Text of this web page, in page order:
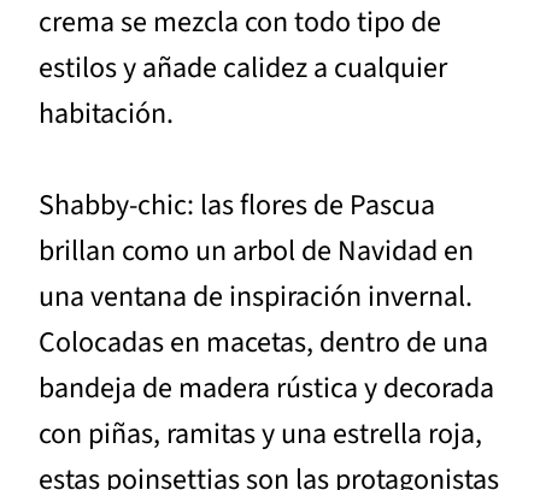
crema se mezcla con todo tipo de
estilos y añade calidez a cualquier
habitación.
Shabby-chic: las flores de Pascua
brillan como un arbol de Navidad en
una ventana de inspiración invernal.
Colocadas en macetas, dentro de una
bandeja de madera rústica y decorada
con piñas, ramitas y una estrella roja,
estas poinsettias son las protagonistas